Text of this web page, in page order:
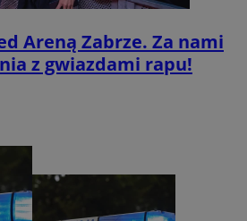
Areną Zabrze. Za nami
z gwiazdami rapu!